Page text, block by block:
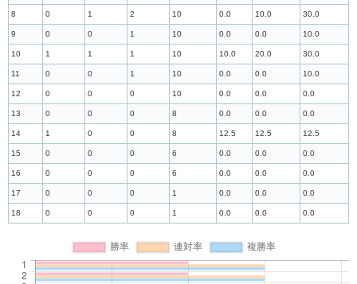
8 0 1 2 10 0.0 10.0 30.0
9 0 0 1 10 0.0 0.0 10.0
10 1 1 1 10 10.0 20.0 30.0
11 0 0 1 10 0.0 0.0 10.0
12 0 0 0 10 0.0 0.0 0.0
13 0 0 0 8 0.0 0.0 0.0
14 1 0 0 8 12.5 12.5 12.5
15 0 0 0 6 0.0 0.0 0.0
16 0 0 0 6 0.0 0.0 0.0
17 0 0 0 1 0.0 0.0 0.0
18 0 0 0 1 0.0 0.0 0.0